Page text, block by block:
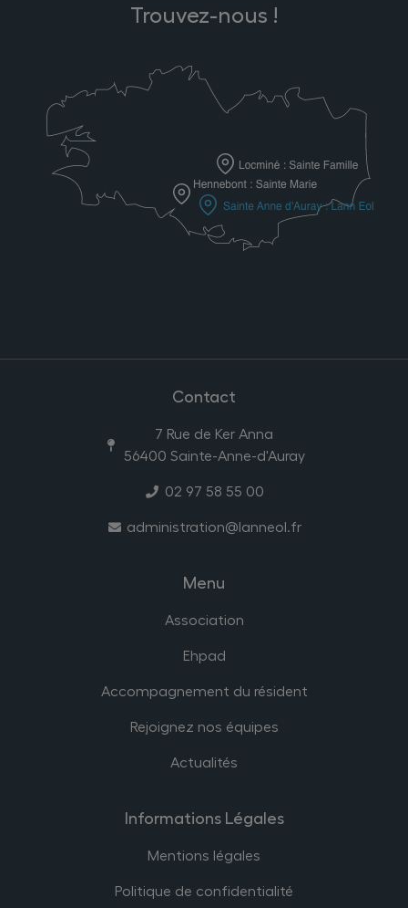
Trouvez-nous !
Contact
7 Rue de Ker Anna
56400 Sainte-Anne-d'Auray
02 97 58 55 00
administration@lanneol.fr
Menu
Association
Ehpad
Accompagnement du résident
Rejoignez nos équipes
Actualités
Informations Légales
Mentions légales
Politique de confidentialité